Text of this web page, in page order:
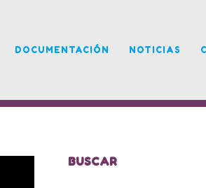
DOCUMENTACIÓN NOTICIAS
BUSCAR